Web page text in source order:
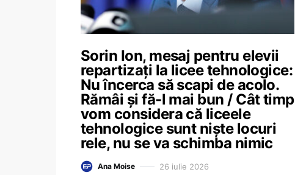
Sorin Ion, mesaj pentru elevii
repartizați la licee tehnologice:
Nu încerca să scapi de acolo.
Rămâi și fă-l mai bun / Cât timp
vom considera că liceele
tehnologice sunt niște locuri
rele, nu se va schimba nimic
Ana Moise 26 iulie 2026